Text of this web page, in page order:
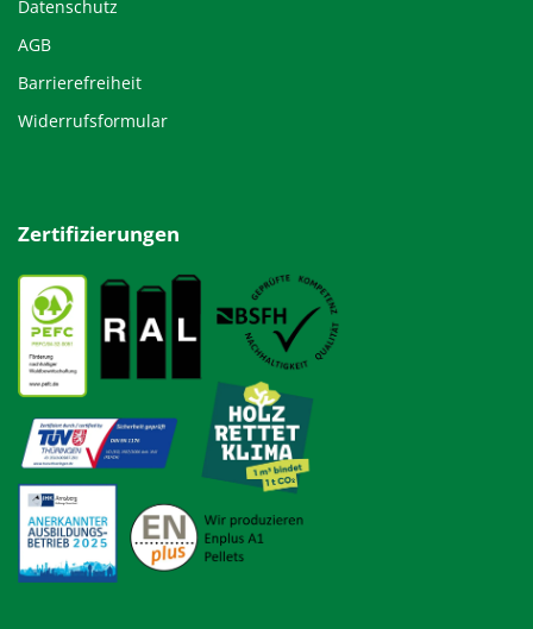
Datenschutz
AGB
Barrierefreiheit
Widerrufsformular
Zertifizierungen